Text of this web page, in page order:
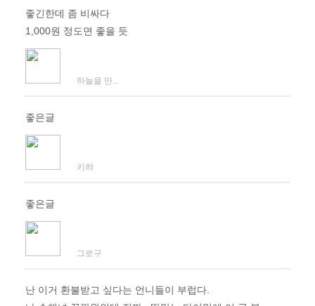
좋긴한데 좀 비싸다
1,000원 정도면 좋을 듯
하늘을 만...
좋은글
키햐
좋은글
그로구
난 이거 환불받고 싶다는 언니들이 부럽다.